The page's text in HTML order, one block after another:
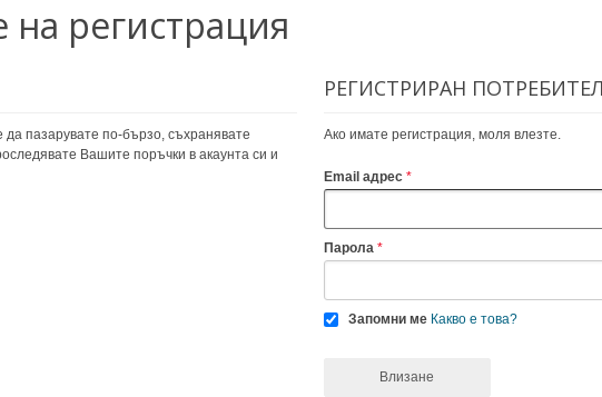
регистрация
пазарувате по-бързо, съхранявате
Вашите поръчки в акаунта си и
РЕГИСТРИРАН ПОТРЕБИТЕЛ
Ако имате регистрация, моля влезте.
Email адрес
Парола
Запомни ме Какво е това?
Влизане